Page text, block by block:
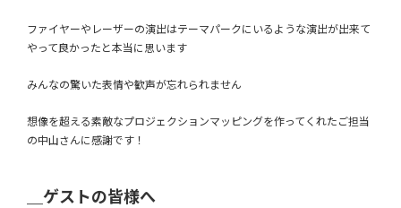
ファイヤーやレーザーの演出はテーマパークにいるような演出が出来て
やって良かったと本当に思います
みんなの驚いた表情や歓声が忘れられません
想像を超える素敵なプロジェクションマッピングを作ってくれたご担当
の中山さんに感謝です！
＿ゲストの皆様へ